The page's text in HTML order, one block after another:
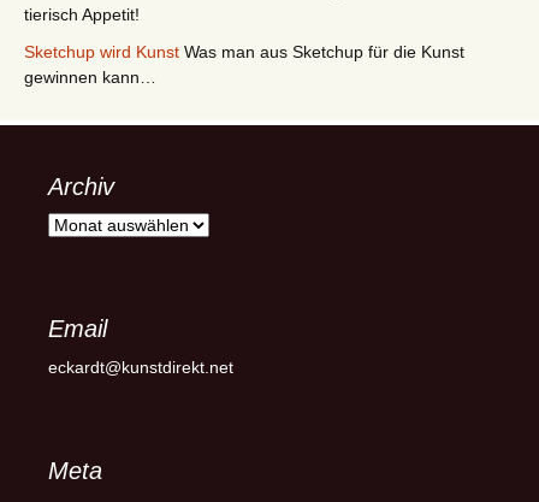
tierisch Appetit!
Sketchup wird Kunst Was man aus Sketchup für die Kunst
gewinnen kann…
Archiv
Archiv
Email
eckardt@kunstdirekt.net
Meta